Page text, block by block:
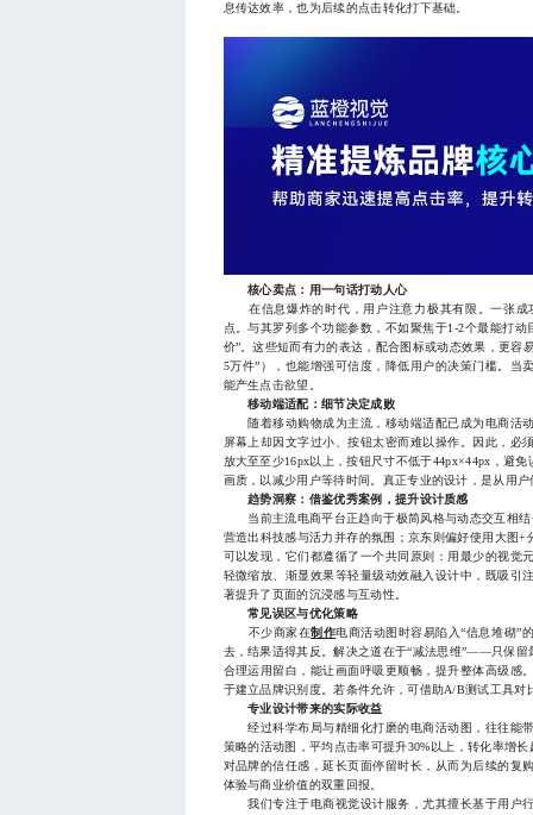
息传达效率，也为后续的点击转化打下基础。
核心卖点：用一句话打动人心
在信息爆炸的时代，用户注意力极其有限。一张成
点。与其罗列多个功能参数，不如聚焦于1-2个最能打动
价”。这些短而有力的表达，配合图标或动态效果，更容
5万件”），也能增强可信度，降低用户的决策门槛。当
能产生点击欲望。
移动端适配：细节决定成败
随着移动购物成为主流，移动端适配已成为电商活
屏幕上却因文字过小、按钮太密而难以操作。因此，必
放大至至少16px以上，按钮尺寸不低于44px×44px，避
画质，以减少用户等待时间。真正专业的设计，是从用
趋势洞察：借鉴优秀案例，提升设计质感
当前主流电商平台正趋向于极简风格与动态交互相结
营造出科技感与活力并存的氛围；京东则偏好使用大图
可以发现，它们都遵循了一个共同原则：用最少的视觉
轻微缩放、渐显效果等轻量级动效融入设计中，既吸引
著提升了页面的沉浸感与互动性。
常见误区与优化策略
不少商家在制作电商活动图时容易陷入“信息堆砌”
去，结果适得其反。解决之道在于“减法思维”——只保
合理运用留白，能让画面呼吸更顺畅，提升整体高级感
于建立品牌识别度。若条件允许，可借助A/B测试工具
专业设计带来的实际收益
经过科学布局与精细化打磨的电商活动图，往往能
策略的活动图，平均点击率可提升30%以上，转化率增
对品牌的信任感，延长页面停留时长，从而为后续的复
体验与商业价值的双重回报。
我们专注于电商视觉设计服务，尤其擅长基于用户